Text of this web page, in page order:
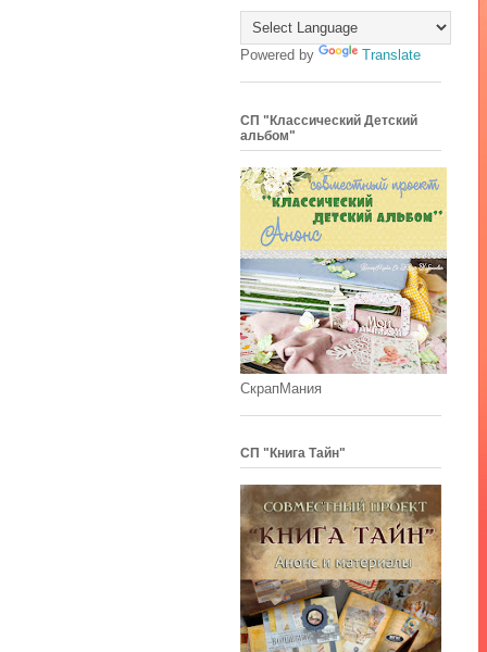
Powered by Translate
СП "Классический Детский
альбом"
СкрапМания
СП "Книга Тайн"